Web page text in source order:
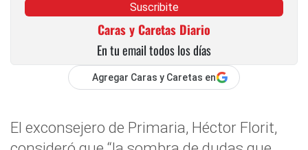
Suscribite
Caras y Caretas Diario
En tu email todos los días
Agregar Caras y Caretas en
El exconsejero de Primaria, Héctor Florit,